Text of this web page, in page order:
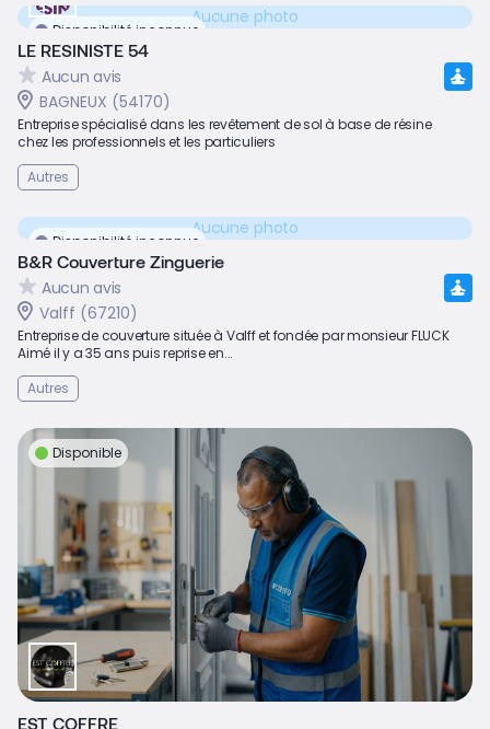
Disponibilité inconnue
Aucune photo
LE RESINISTE 54
Aucun avis
BAGNEUX (54170)
Entreprise spécialisé dans les revêtement de sol à base de résine
chez les professionnels et les particuliers
Autres
Disponibilité inconnue
Aucune photo
B&R Couverture Zinguerie
Aucun avis
Valff (67210)
Entreprise de couverture située à Valff et fondée par monsieur FLUCK
Aimé il y a 35 ans puis reprise en...
Autres
Disponible
EST COFFRE